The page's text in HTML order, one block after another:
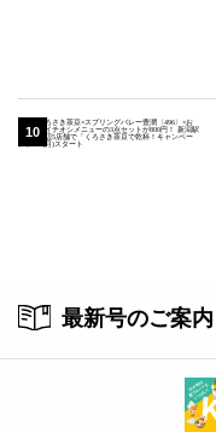
最新号のご案内